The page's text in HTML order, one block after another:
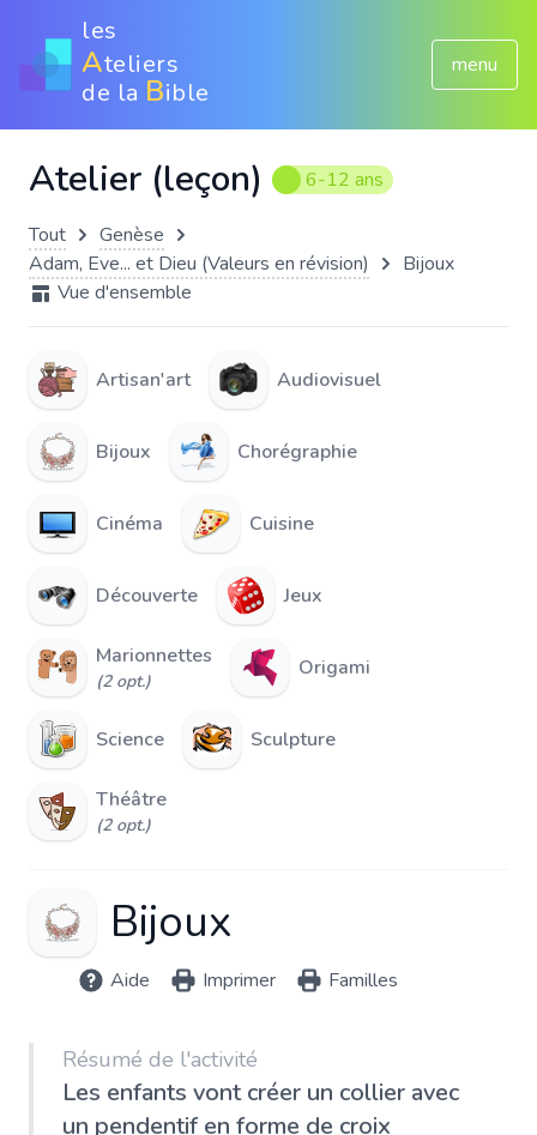
les
Ateliers
de la Bible
menu
Atelier (leçon) 6-12 ans
Tout
Genèse
Adam, Eve... et Dieu (Valeurs en révision)
Bijoux
Vue d'ensemble
Artisan'art Audiovisuel
Bijoux Chorégraphie
Cinéma Cuisine
Découverte Jeux
Marionnettes
(2 opt.)
Origami
Science Sculpture
Théâtre
(2 opt.)
Bijoux
Aide Imprimer Familles
Résumé de l'activité
Les enfants vont créer un collier avec
un pendentif en forme de croix